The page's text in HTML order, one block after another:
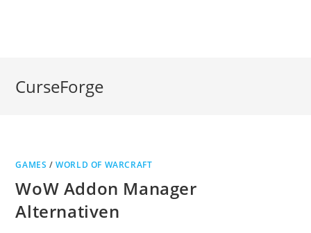
CurseForge
GAMES /WORLD OF WARCRAFT
WoW Addon Manager
Alternativen